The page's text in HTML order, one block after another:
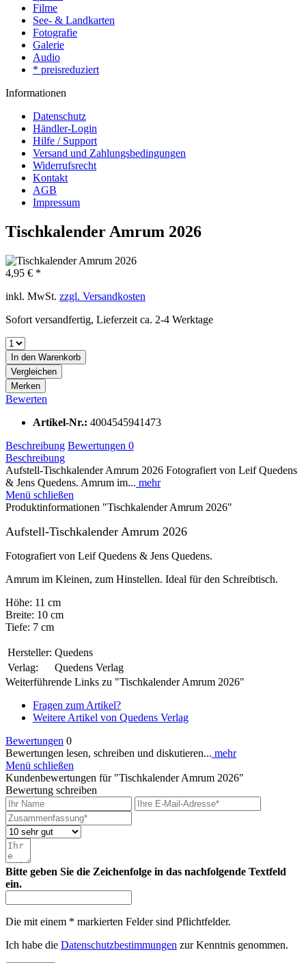
Filme
See- & Landkarten
Fotografie
Galerie
Audio
* preisreduziert
Informationen
Datenschutz
Händler-Login
Hilfe / Support
Versand und Zahlungsbedingungen
Widerrufsrecht
Kontakt
AGB
Impressum
Tischkalender Amrum 2026
4,95 € *
inkl. MwSt. zzgl. Versandkosten
Sofort versandfertig, Lieferzeit ca. 2-4 Werktage
In den Warenkorb
Vergleichen
Merken
Bewerten
Artikel-Nr.: 4004545941473
Beschreibung Bewertungen 0
Beschreibung
Aufstell-Tischkalender Amrum 2026 Fotografiert von Leif Quedens
& Jens Quedens. Amrum im... mehr
Menü schließen
Produktinformationen "Tischkalender Amrum 2026"
Aufstell-Tischkalender Amrum 2026
Fotografiert von Leif Quedens & Jens Quedens.
Amrum im Kleinen, zum Hinstellen. Ideal für den Schreibtisch.
Höhe: 11 cm
Breite: 10 cm
Tiefe: 7 cm
Hersteller: Quedens
Verlag:
Quedens Verlag
Weiterführende Links zu "Tischkalender Amrum 2026"
Fragen zum Artikel?
Weitere Artikel von Quedens Verlag
Bewertungen 0
Bewertungen lesen, schreiben und diskutieren... mehr
Menü schließen
Kundenbewertungen für "Tischkalender Amrum 2026"
Bewertung schreiben
Bitte geben Sie die Zeichenfolge in das nachfolgende Textfeld
ein.
Die mit einem * markierten Felder sind Pflichtfelder.
Ich habe die Datenschutzbestimmungen zur Kenntnis genommen.